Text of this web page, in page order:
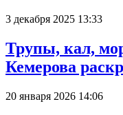
3 декабря 2025 13:33
Трупы, кал,
Кемерова
20 января 2026 14:06